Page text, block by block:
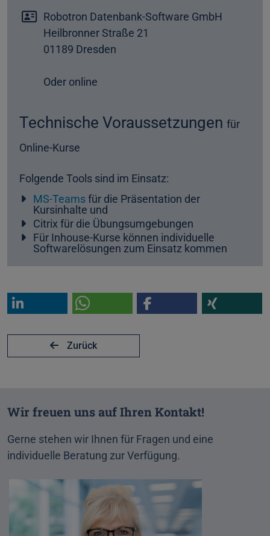
Robotron Datenbank-Software GmbH
Heilbronner Straße 21
01189 Dresden
Oder online
Technische Voraussetzungen für
Online-Kurse
Folgende Tools sind im Einsatz:
MS-Teamsfür die Präsentation der
Kursinhalte und
Citrix für die Übungsumgebungen
Für Inhouse-Kurse können individuelle
Softwarelösungen zum Einsatz kommen
Zurück
Wir freuen uns auf Ihren Kontakt!
Gerne stehen wir Ihnen für Fragen und eine
individuelle Beratung zur Verfügung.